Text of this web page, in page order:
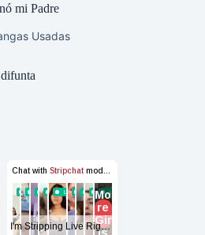
mi Padre
Usadas
I'm Stripping Live Right Now